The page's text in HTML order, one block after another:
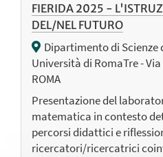
FIERIDA 2025 -
DEL/NEL FUTURO
Dipartimento di Scienze
Università di RomaTre -
ROMA
Presentazione del
matematica in contesto
percorsi didattici e
ricercatori/ricercatrici